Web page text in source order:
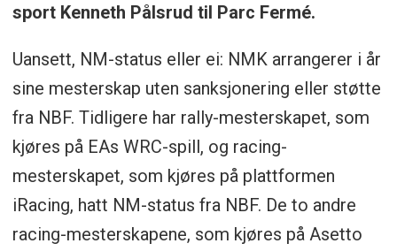
sport Kenneth Pålsrud til Parc Fermé.
Uansett, NM-status eller ei: NMK arrangerer i år
sine mesterskap uten sanksjonering eller støtte
fra NBF. Tidligere har rally-mesterskapet, som
kjøres på EAs WRC-spill, og racing-
mesterskapet, som kjøres på plattformen
iRacing, hatt NM-status fra NBF. De to andre
racing-mesterskapene, som kjøres på Asetto